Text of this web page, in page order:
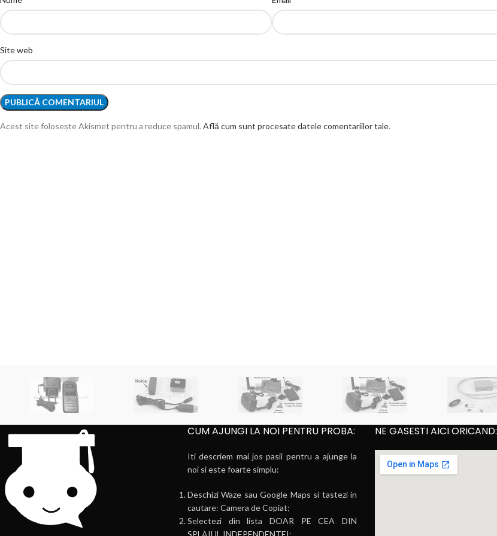
Site web
Acest site folosește Akismet pentru a reduce spamul. Află cum sunt procesate datele comentariilor tale.
CUM AJUNGI LA NOI PENTRU PROBA:
Iti descriem mai jos pasii pentru a ajunge la
noi si este foarte simplu:
Deschizi Waze sau Google Maps si tastezi in
cautare: Camera de Copiat;
Selectezi din lista DOAR PE CEA DIN
SPLAIUL INDEPENDENTEI;
NE GASESTI AICI ORICAND: